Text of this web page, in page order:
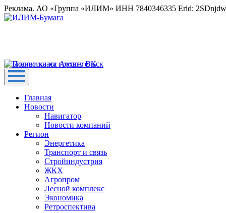
Реклама. АО «Группа «ИЛИМ» ИНН 7840346335 Erid:
Главная
Новости
Навигатор
Новости компаний
Регион
Энергетика
Транспорт и связь
Стройиндустрия
ЖКХ
Агропром
Лесной комплекс
Экономика
Ретроспектива